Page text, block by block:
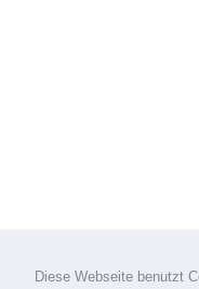
Diese Webseite benutzt